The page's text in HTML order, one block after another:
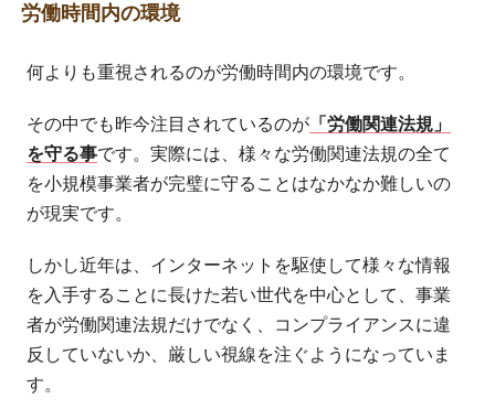
労働時間内の環境
何よりも重視されるのが労働時間内の環境です。
その中でも昨今注目されているのが 「労働関連法規」
を守る事です。実際には、様々な労働関連法規の全て
を小規模事業者が完璧に守ることはなかなか難しいの
が現実です。
しかし近年は、インターネットを駆使して様々な情報
を入手することに長けた若い世代を中心として、事業
者が労働関連法規だけでなく、コンプライアンスに違
反していないか、厳しい視線を注ぐようになっていま
す。